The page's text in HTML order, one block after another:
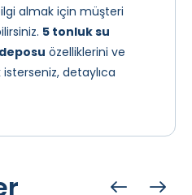
almak için müşteri
5 tonluk su
özelliklerini ve
detaylıca